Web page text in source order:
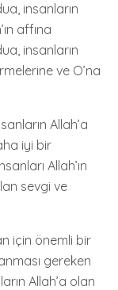
insanların
affına
insanların
ve O’na
Allah’a
iyi bir
Allah’ın
sevgi ve
için önemli bir
gereken
Allah’a olan